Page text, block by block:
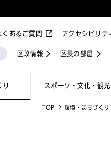
り スポーツ・文化・観光
区政情報 区長の部屋
くあるご質問 アクセシビリテ
TOP 環境・まちづくり